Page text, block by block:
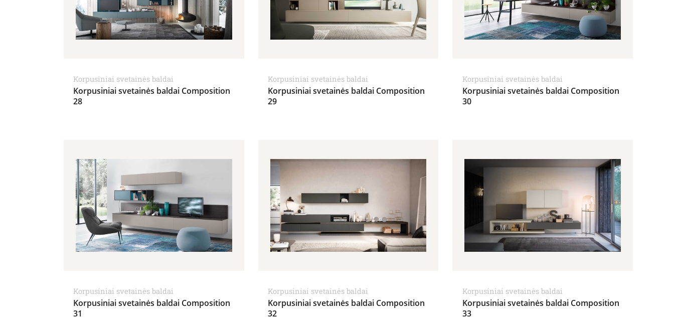
Korpusiniai svetainės baldai
Korpusiniai svetainės baldai Composition
28
Korpusiniai svetainės baldai
Korpusiniai svetainės baldai Composition
29
Korpusiniai svetainės baldai
Korpusiniai svetainės baldai Composition
30
Korpusiniai svetainės baldai
Korpusiniai svetainės baldai Composition
31
Korpusiniai svetainės baldai
Korpusiniai svetainės baldai Composition
32
Korpusiniai svetainės baldai
Korpusiniai svetainės baldai Composition
33